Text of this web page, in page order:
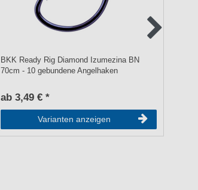
BKK Ready Rig Diamond Izumezina BN
70cm - 10 gebundene Angelhaken
ab 3,49 € *
Varianten anzeigen